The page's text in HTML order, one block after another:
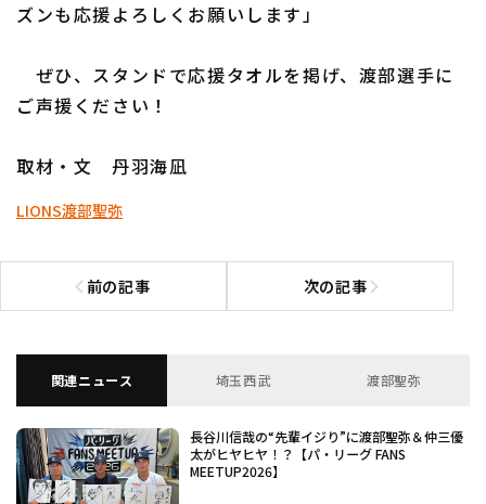
ズンも応援よろしくお願いします」
ぜひ、スタンドで応援タオルを掲げ、渡部選手に
ご声援ください！
取材・文 丹羽海凪
LIONS渡部聖弥
前の記事
前の記事へ 次の記事次の記事へ
関連ニュース 埼玉西武 渡部聖弥
長谷川信哉の“先輩イジり”に渡部聖弥＆仲三優
太がヒヤヒヤ！？【パ・リーグ FANS
MEETUP2026】